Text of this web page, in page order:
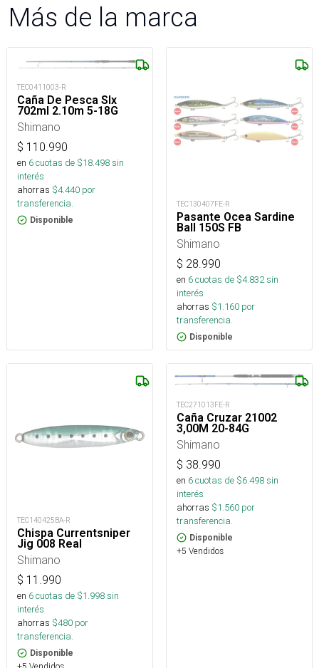
Más de la marca
TEC0411003-R
Caña De Pesca Slx
702ml 2.10m 5-18G
Shimano
$ 110.990
en 6cuotas de $18.498sin
interés
ahorras $4.440 por
transferencia.
Disponible
TEC130407FE-R
Pasante Ocea Sardine
Ball 150S FB
Shimano
$ 28.990
en 6cuotas de $4.832sin
interés
ahorras $1.160 por
transferencia.
Disponible
TEC140425BA-R
Chispa Currentsniper
Jig 008 Real
Shimano
$ 11.990
en 6cuotas de $1.998sin
interés
ahorras $480 por
transferencia.
Disponible
TEC271013FE-R
Caña Cruzar 21002
3,00M 20-84G
Shimano
$ 38.990
en 6cuotas de $6.498sin
interés
ahorras $1.560 por
transferencia.
Disponible
+5 Vendidos